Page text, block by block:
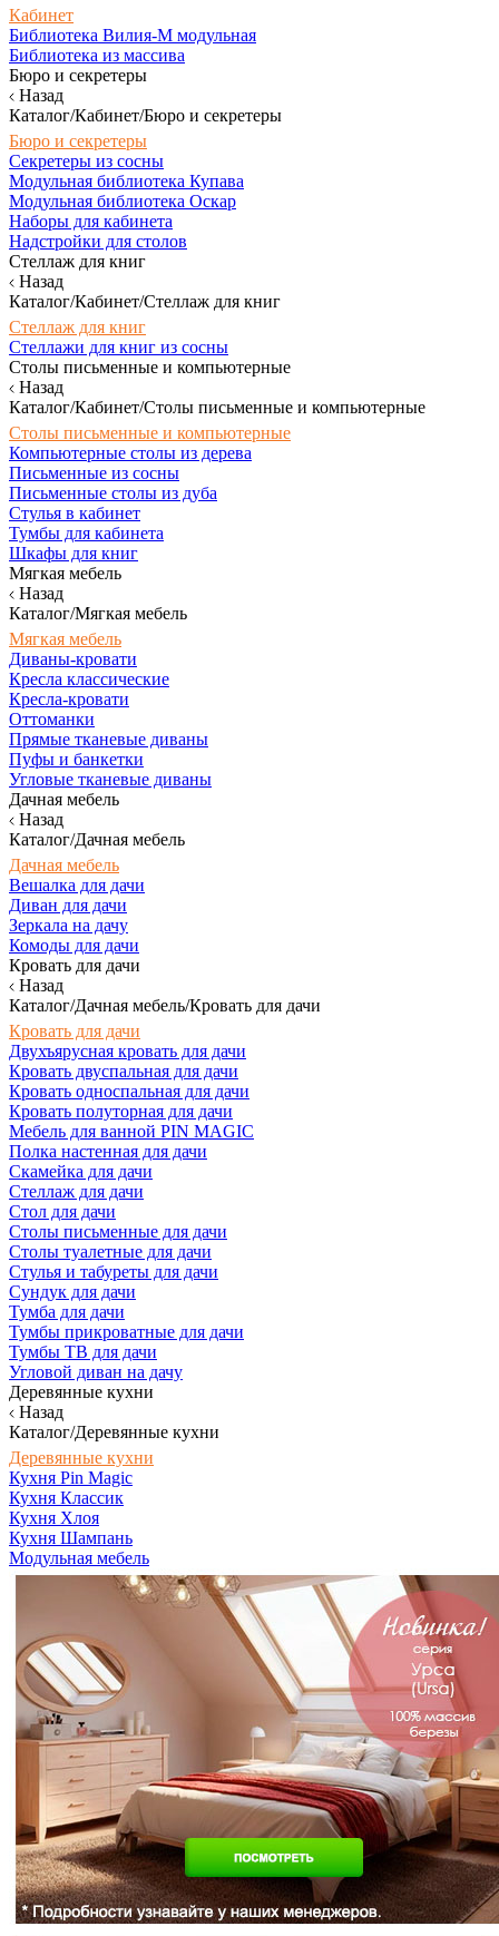
Кабинет
Библиотека Вилия-М модульная
Библиотека из массива
Бюро и секретеры
Назад
Каталог/Кабинет/Бюро и секретеры
Бюро и секретеры
Секретеры из сосны
Модульная библиотека Купава
Модульная библиотека Оскар
Наборы для кабинета
Надстройки для столов
Стеллаж для книг
Назад
Каталог/Кабинет/Стеллаж для книг
Стеллаж для книг
Стеллажи для книг из сосны
Столы письменные и компьютерные
Назад
Каталог/Кабинет/Столы письменные и компьютерные
Столы письменные и компьютерные
Компьютерные столы из дерева
Письменные из сосны
Письменные столы из дуба
Стулья в кабинет
Тумбы для кабинета
Шкафы для книг
Мягкая мебель
Назад
Каталог/Мягкая мебель
Мягкая мебель
Диваны-кровати
Кресла классические
Кресла-кровати
Оттоманки
Прямые тканевые диваны
Пуфы и банкетки
Угловые тканевые диваны
Дачная мебель
Назад
Каталог/Дачная мебель
Дачная мебель
Вешалка для дачи
Диван для дачи
Зеркала на дачу
Комоды для дачи
Кровать для дачи
Назад
Каталог/Дачная мебель/Кровать для дачи
Кровать для дачи
Двухъярусная кровать для дачи
Кровать двуспальная для дачи
Кровать односпальная для дачи
Кровать полуторная для дачи
Мебель для ванной PIN MAGIC
Полка настенная для дачи
Скамейка для дачи
Стеллаж для дачи
Стол для дачи
Столы письменные для дачи
Столы туалетные для дачи
Стулья и табуреты для дачи
Сундук для дачи
Тумба для дачи
Тумбы прикроватные для дачи
Тумбы ТВ для дачи
Угловой диван на дачу
Деревянные кухни
Назад
Каталог/Деревянные кухни
Деревянные кухни
Кухня Pin Magic
Кухня Классик
Кухня Хлоя
Кухня Шампань
Модульная мебель